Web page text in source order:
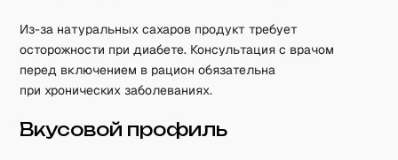
Из-за натуральных сахаров продукт требует
осторожности при диабете. Консультация с врачом
перед включением в рацион обязательна
при хронических заболеваниях.
Вкусовой профиль